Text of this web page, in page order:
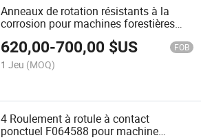
Anneaux de rotation résistants à la
corrosion pour machines forestières
F033618 avec pignon interne
620,00-700,00 $US FOB
1 Jeu (MOQ)
4 Roulement à rotule à contact
ponctuel F064588 pour machine